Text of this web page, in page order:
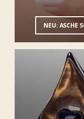
NEU: ASCHE